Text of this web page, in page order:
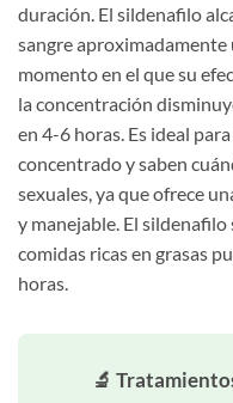
duración. El sildenafilo
sangre aproximadamente
momento en el que su
la concentración
en 4-6 horas. Es ideal
concentrado y saben
sexuales, ya que ofrece
y manejable. El sildenafilo
comidas ricas en grasas
horas.
🔬